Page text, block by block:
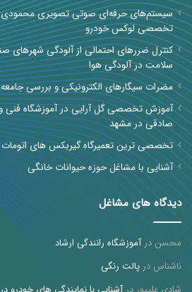
سیستم‌های حرفه‌ای صوتی تصویری محمودی
تخصصی لوکس خودرو
کنترل ضررهای احتمالی از آلودگی شهرهای
سلامت در آلودگی هوا
مضرات سیگارهای الکترونیکی و بررسی
آموزش تخصصی گل آرایی در آموزشگاه فنی
صادقی در مشهد
تخصصی ترین تعمیرگاه گیربکس های
آشنایی با مشاغل حوزه حیوانات خانگی
دیدگاه های مشاغل
محسندرآموزشگاه رانندگی ارشاد
ناشناس در پالت رنگی